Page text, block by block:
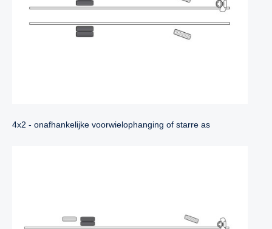
4x2 - onafhankelijke voorwielophanging of starre as